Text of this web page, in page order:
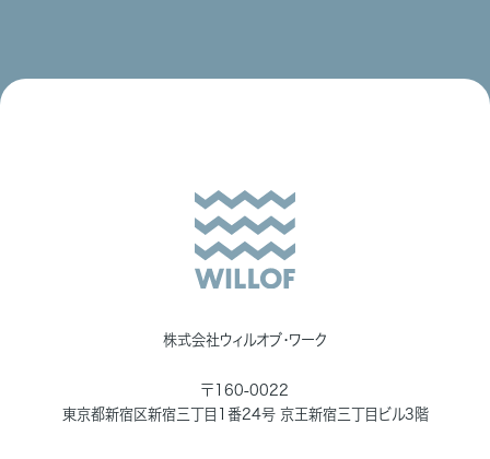
株式会社ウィルオブ・ワーク
〒160-0022
東京都新宿区新宿三丁目1番24号 京王新宿三丁目ビル3階